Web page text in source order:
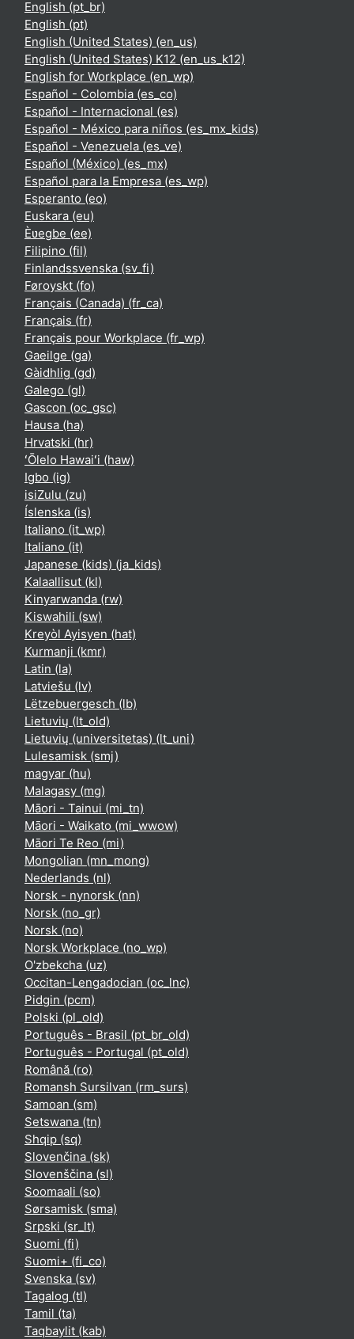
English ‎(pt_br)‎
English ‎(pt)‎
English (United States) ‎(en_us)‎
English (United States) K12 ‎(en_us_k12)‎
English for Workplace ‎(en_wp)‎
Español - Colombia ‎(es_co)‎
Español - Internacional ‎(es)‎
Español - México para niños ‎(es_mx_kids)‎
Español - Venezuela ‎(es_ve)‎
Español (México) ‎(es_mx)‎
Español para la Empresa ‎(es_wp)‎
Esperanto ‎(eo)‎
Euskara ‎(eu)‎
Èʋegbe ‎(ee)‎
Filipino ‎(fil)‎
Finlandssvenska ‎(sv_fi)‎
Føroyskt ‎(fo)‎
Français (Canada) ‎(fr_ca)‎
Français ‎(fr)‎
Français pour Workplace ‎(fr_wp)‎
Gaeilge ‎(ga)‎
Gàidhlig ‎(gd)‎
Galego ‎(gl)‎
Gascon ‎(oc_gsc)‎
Hausa ‎(ha)‎
Hrvatski ‎(hr)‎
ʻŌlelo Hawaiʻi ‎(haw)‎
Igbo ‎(ig)‎
isiZulu ‎(zu)‎
Íslenska ‎(is)‎
Italiano ‎(it_wp)‎
Italiano ‎(it)‎
Japanese (kids) ‎(ja_kids)‎
Kalaallisut ‎(kl)‎
Kinyarwanda ‎(rw)‎
Kiswahili ‎(sw)‎
Kreyòl Ayisyen ‎(hat)‎
Kurmanji ‎(kmr)‎
Latin ‎(la)‎
Latviešu ‎(lv)‎
Lëtzebuergesch ‎(lb)‎
Lietuvių ‎(lt_old)‎
Lietuvių (universitetas) ‎(lt_uni)‎
Lulesamisk ‎(smj)‎
magyar ‎(hu)‎
Malagasy ‎(mg)‎
Māori - Tainui ‎(mi_tn)‎
Māori - Waikato ‎(mi_wwow)‎
Māori Te Reo ‎(mi)‎
Mongolian ‎(mn_mong)‎
Nederlands ‎(nl)‎
Norsk - nynorsk ‎(nn)‎
Norsk ‎(no_gr)‎
Norsk ‎(no)‎
Norsk Workplace ‎(no_wp)‎
O'zbekcha ‎(uz)‎
Occitan-Lengadocian ‎(oc_lnc)‎
Pidgin ‎(pcm)‎
Polski ‎(pl_old)‎
Português - Brasil ‎(pt_br_old)‎
Português - Portugal ‎(pt_old)‎
Română ‎(ro)‎
Romansh Sursilvan ‎(rm_surs)‎
Samoan ‎(sm)‎
Setswana ‎(tn)‎
Shqip ‎(sq)‎
Slovenčina ‎(sk)‎
Slovenščina ‎(sl)‎
Soomaali ‎(so)‎
Sørsamisk ‎(sma)‎
Srpski ‎(sr_lt)‎
Suomi ‎(fi)‎
Suomi+ ‎(fi_co)‎
Svenska ‎(sv)‎
Tagalog ‎(tl)‎
Tamil ‎(ta)‎
Taqbaylit ‎(kab)‎